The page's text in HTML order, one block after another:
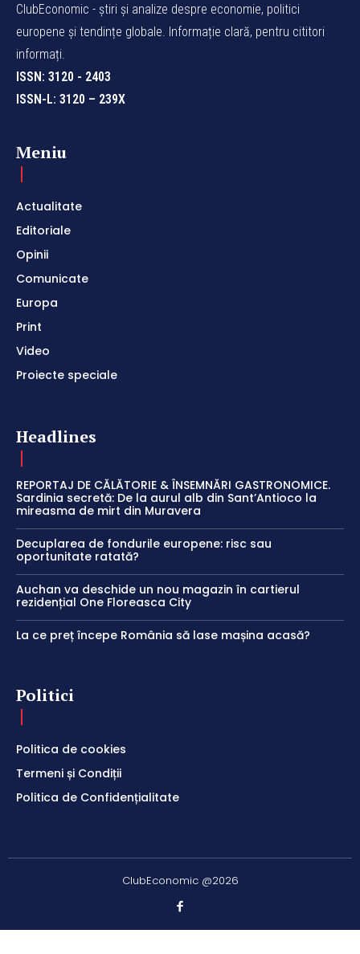
ClubEconomic - știri și analize despre economie, politici
europene și tendințe globale. Informație clară, pentru cititori
informați.
ISSN: 3120 - 2403
ISSN-L: 3120 – 239X
Meniu
Actualitate
Editoriale
Opinii
Comunicate
Europa
Print
Video
Proiecte speciale
Headlines
REPORTAJ DE CĂLĂTORIE & ÎNSEMNĂRI GASTRONOMICE.
Sardinia secretă: De la aurul alb din Sant’Antioco la
mireasma de mirt din Muravera
Decuplarea de fondurile europene: risc sau
oportunitate ratată?
Auchan va deschide un nou magazin în cartierul
rezidențial One Floreasca City
La ce preț începe România să lase mașina acasă?
Politici
Politica de cookies
Termeni și Condiții
Politica de Confidențialitate
ClubEconomic @2026